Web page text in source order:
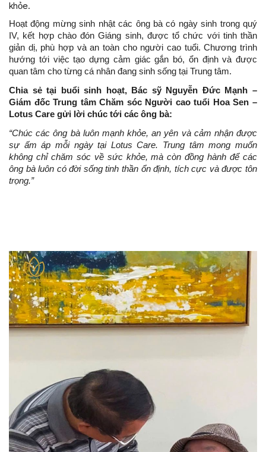
khỏe.
Hoạt động mừng sinh nhật các ông bà có ngày sinh trong quý
IV, kết hợp chào đón Giáng sinh, được tổ chức với tinh thần
giản dị, phù hợp và an toàn cho người cao tuổi. Chương trình
hướng tới việc tạo dựng cảm giác gắn bó, ổn định và được
quan tâm cho từng cá nhân đang sinh sống tại Trung tâm.
Chia sẻ tại buổi sinh hoạt, Bác sỹ Nguyễn Đức Mạnh –
Giám đốc Trung tâm Chăm sóc Người cao tuổi Hoa Sen –
Lotus Care gửi lời chúc tới các ông bà:
“Chúc các ông bà luôn mạnh khỏe, an yên và cảm nhận được
sự ấm áp mỗi ngày tại Lotus Care. Trung tâm mong muốn
không chỉ chăm sóc về sức khỏe, mà còn đồng hành để các
ông bà luôn có đời sống tinh thần ổn định, tích cực và được tôn
trọng.”